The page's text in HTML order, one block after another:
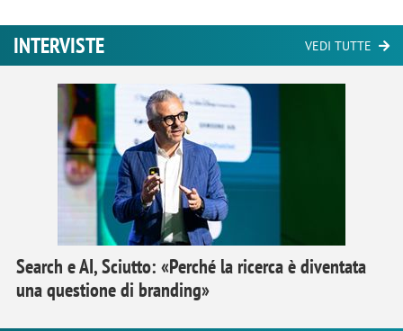
INTERVISTE VEDI TUTTE
Search e AI, Sciutto: «Perché la ricerca è diventata
una questione di branding»